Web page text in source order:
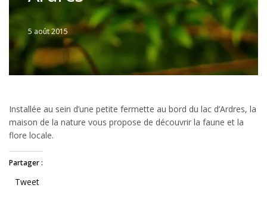
Written
JFLANDRIN
5 août 2015
Installée au sein d’une petite fermette au bord du lac d’Ardres, la
maison de la nature vous propose de découvrir la faune et la
flore locale.
Partager :
Tweet